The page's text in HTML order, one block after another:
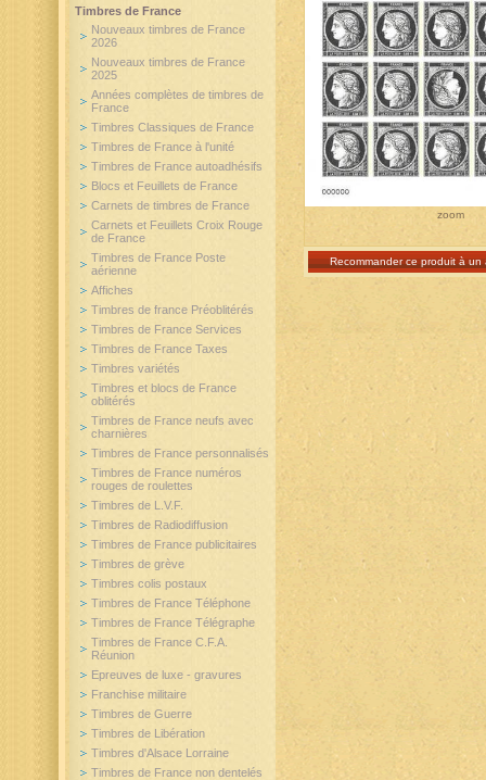
zoom
Recommander ce produit à un
Timbres de France
Nouveaux timbres de France
2026
Nouveaux timbres de France
2025
Années complètes de timbres de
France
Timbres Classiques de France
Timbres de France à l'unité
Timbres de France autoadhésifs
Blocs et Feuillets de France
Carnets de timbres de France
Carnets et Feuillets Croix Rouge
de France
Timbres de France Poste
aérienne
Affiches
Timbres de france Préoblitérés
Timbres de France Services
Timbres de France Taxes
Timbres variétés
Timbres et blocs de France
oblitérés
Timbres de France neufs avec
charnières
Timbres de France personnalisés
Timbres de France numéros
rouges de roulettes
Timbres de L.V.F.
Timbres de Radiodiffusion
Timbres de France publicitaires
Timbres de grève
Timbres colis postaux
Timbres de France Téléphone
Timbres de France Télégraphe
Timbres de France C.F.A.
Réunion
Epreuves de luxe - gravures
Franchise militaire
Timbres de Guerre
Timbres de Libération
Timbres d'Alsace Lorraine
Timbres de France non dentelés